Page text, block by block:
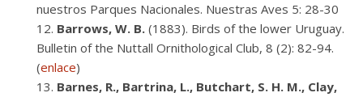
nuestros Parques Nacionales. Nuestras Aves 5: 28-30
Barrows, W. B. (1883). Birds of the lower Uruguay.
Bulletin of the Nuttall Ornithological Club, 8 (2): 82-94.
(enlace)
Barnes, R., Bartrina, L., Butchart, S. H. M., Clay,